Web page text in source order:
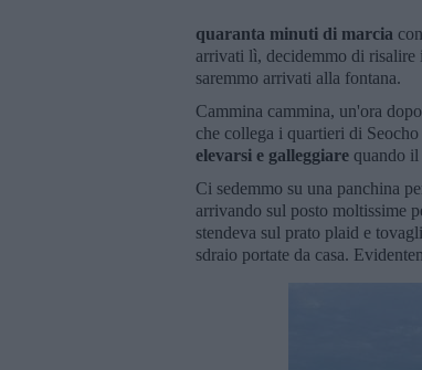
quaranta minuti di marcia
arrivati lì, decidemmo di risalire
saremmo arrivati alla fontana.
Cammina cammina, un'ora
che collega i quartieri di
elevarsi e galleggiare quando
Ci sedemmo su una panchina
arrivando sul posto moltissime
stendeva sul prato plaid e
sdraio portate da casa.